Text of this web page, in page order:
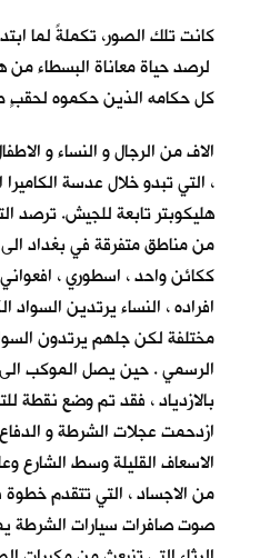
كانت تلك الصور، تكملةً لما
لرصد حياة معاناة البسطاء
كل حكامه الذين حكموه لحقبٍ
الاف من الرجال و النساء و
، التي تبدو خلال عدسة
هليكوبتر تابعة للجيش. ترصد
من مناطق متفرقة في بغداد
ككائن واحد ، اسطوري ،
افراده ، النساء يرتدين السواد
مختلفة لكن جلهم يرتدون
الرسمي . حين يصل الموكب الى
بالازدياد ، فقد تم وضع نقطة
ازدحمت عجلات الشرطة و
الاسعاف القليلة وسط الشارع
من الاجساد ، التي تتقدم
صوت صافرات سيارات الشرطة